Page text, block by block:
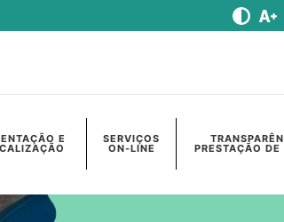
E SERVIÇOS
ON-LINE PRESTAÇÃO DE